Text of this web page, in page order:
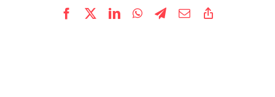
FacebookLinkedInWhatsApp
Telegram
Email